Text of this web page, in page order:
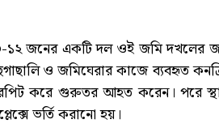
১২ জনের একটি দল ওই জমি দখলের
ও জমিঘেরার কাজে ব্যবহৃত
করে গুরুতর আহত করেন। পরে
ভর্তি করানো হয়।